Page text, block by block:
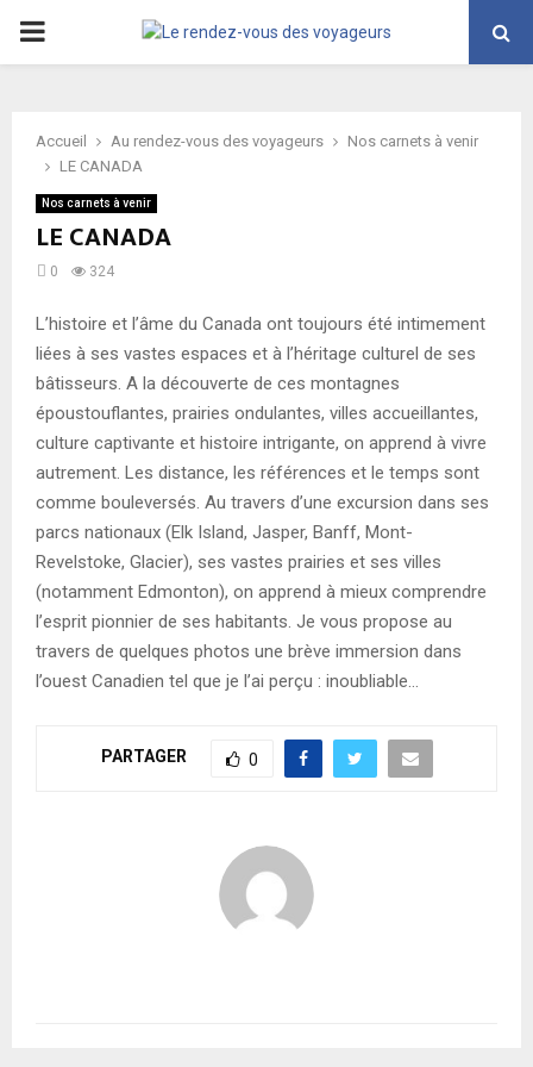
PRIMARY
Accueil Au rendez-vous des voyageurs
Nos carnets à venir
LE CANADA
Nos carnets à venir
LE CANADA
0 324
L’histoire et l’âme du Canada ont toujours été intimement
liées à ses vastes espaces et à l’héritage culturel de ses
bâtisseurs. A la découverte de ces montagnes
époustouflantes, prairies ondulantes, villes accueillantes,
culture captivante et histoire intrigante, on apprend à vivre
autrement. Les distance, les références et le temps sont
comme bouleversés. Au travers d’une excursion dans ses
parcs nationaux (Elk Island, Jasper, Banff, Mont-
Revelstoke, Glacier), ses vastes prairies et ses villes
(notamment Edmonton), on apprend à mieux comprendre
l’esprit pionnier de ses habitants. Je vous propose au
travers de quelques photos une brève immersion dans
l’ouest Canadien tel que je l’ai perçu : inoubliable…
PARTAGER 0